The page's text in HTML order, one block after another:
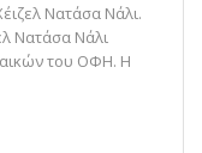
Νατάσα Νάλι.
Νατάσα Νάλι
του ΟΦΗ. Η